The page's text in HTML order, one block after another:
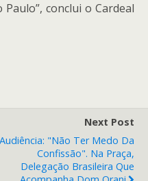
conclui o Cardeal
Next Post
Audiência: "Não Ter Medo Da
Confissão". Na Praça,
Delegação Brasileira Que